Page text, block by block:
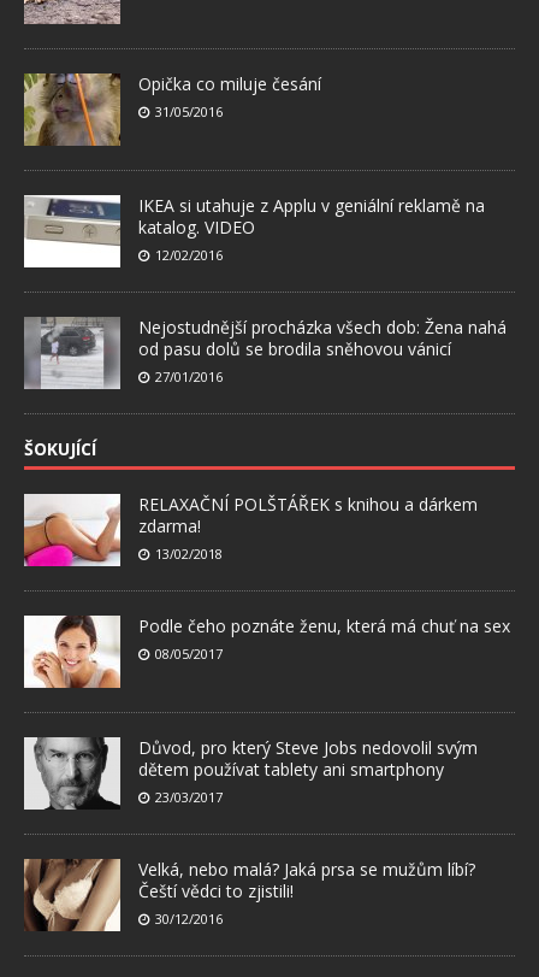
Opička co miluje česání
31/05/2016
IKEA si utahuje z Applu v geniální reklamě na
katalog. VIDEO
12/02/2016
Nejostudnější procházka všech dob: Žena nahá
od pasu dolů se brodila sněhovou vánicí
27/01/2016
ŠOKUJÍCÍ
RELAXAČNÍ POLŠTÁŘEK s knihou a dárkem
zdarma!
13/02/2018
Podle čeho poznáte ženu, která má chuť na sex
08/05/2017
Důvod, pro který Steve Jobs nedovolil svým
dětem používat tablety ani smartphony
23/03/2017
Velká, nebo malá? Jaká prsa se mužům líbí?
Čeští vědci to zjistili!
30/12/2016